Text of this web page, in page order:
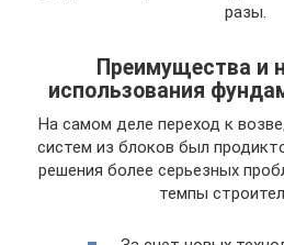
разы.
Преимущества и
использования
На самом деле переход к
систем из блоков был
решения более серьезных
темпы